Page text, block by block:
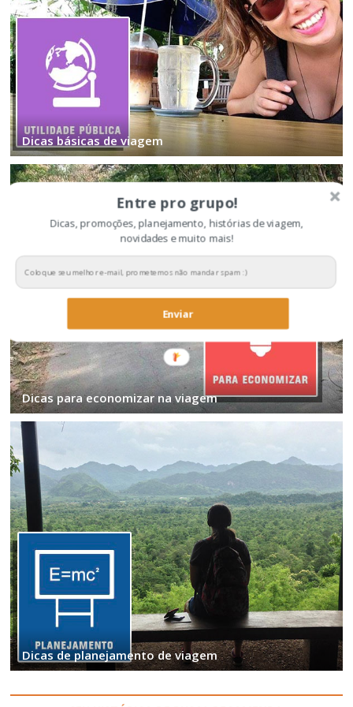
Dicas básicas de viagem
Dicas para economizar na viagem
Dicas de planejamento de viagem
Entre pro grupo!
Dicas, promoções, planejamento, histórias de viagem,
novidades e muito mais!
Enviar